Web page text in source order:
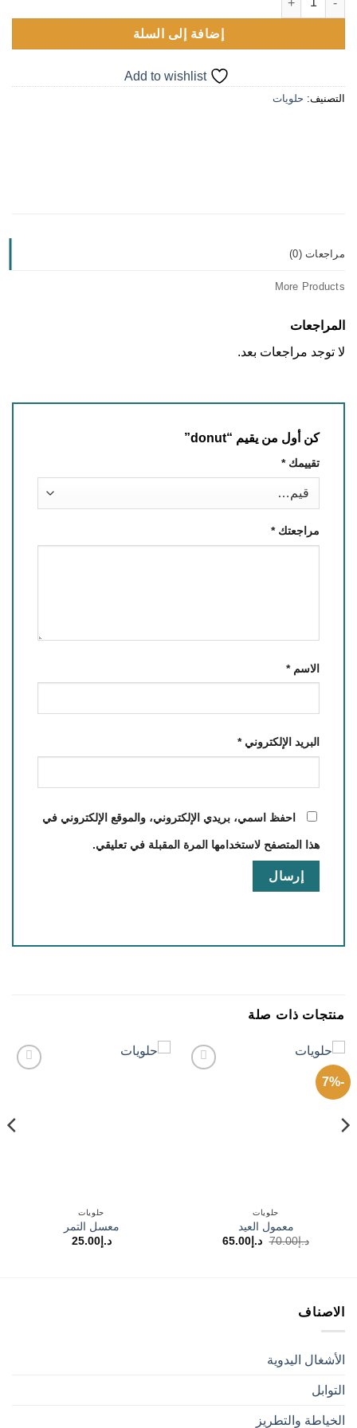
إضافة إلى السلة
Add to wishlist
التصنيف: حلويات
مراجعات (0)
More Products
المراجعات
لا توجد مراجعات بعد.
كن أول من يقيم “donut”
تقييمك*
مراجعتك*
الاسم*
البريد الإلكتروني*
احفظ اسمي، بريدي الإلكتروني، والموقع الإلكتروني في
هذا المتصفح لاستخدامها المرة المقبلة في تعليقي.
منتجات ذات صلة
-7%
حلويات
معمول العيد
د.إ70.00 السعر
الأصلي
د.إ 65.00السعر
حلويات
معسل التمر
د.إ25.00
الاصناف
الأشغال اليدوية
التوابل
الخياطة والتطريز